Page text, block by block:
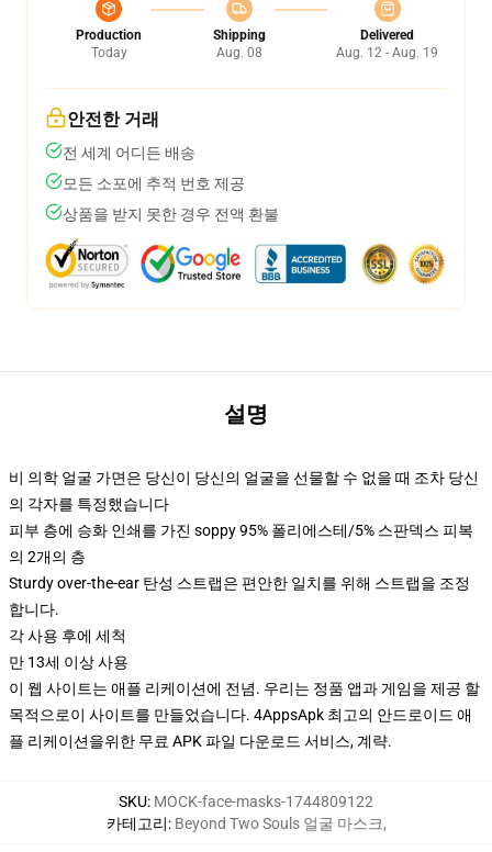
Production
Today
Shipping
Aug. 08
Delivered
Aug. 12 - Aug. 19
안전한 거래
전 세계 어디든 배송
모든 소포에 추적 번호 제공
상품을 받지 못한 경우 전액 환불
설명
비 의학 얼굴 가면은 당신이 당신의 얼굴을 선물할 수 없을 때 조차 당신
의 각자를 특정했습니다
피부 층에 승화 인쇄를 가진 soppy 95% 폴리에스테/5% 스판덱스 피복
의 2개의 층
Sturdy over-the-ear 탄성 스트랩은 편안한 일치를 위해 스트랩을 조정
합니다.
각 사용 후에 세척
만 13세 이상 사용
이 웹 사이트는 애플 리케이션에 전념. 우리는 정품 앱과 게임을 제공 할
목적으로이 사이트를 만들었습니다. 4AppsApk 최고의 안드로이드 애
플 리케이션을위한 무료 APK 파일 다운로드 서비스, 계략.
SKU: MOCK-face-masks-1744809122
카테고리: Beyond Two Souls 얼굴 마스크,